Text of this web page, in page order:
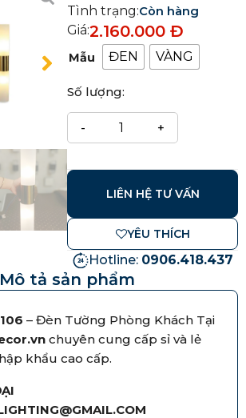
Tình trạng:Còn hàng
Giá:2.160.000 Đ
Mẫu ĐEN VÀNG
Số lượng:
LIÊN HỆ TƯ VẤN
YÊU THÍCH
Hotline: 0906.418.437
Mô tả sản phẩm
– Đèn Tường Phòng Khách Tại
chuyên cung cấp sỉ và lẻ
khẩu cao cấp.